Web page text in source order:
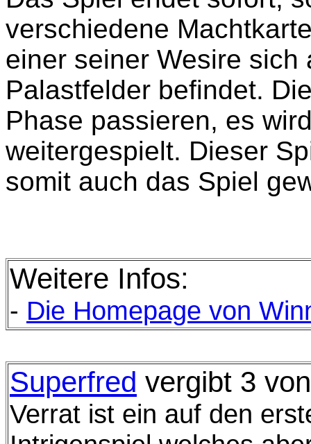
verschiedene
einer seiner Wesire
Palastfelder befindet.
Phase passieren, es
weitergespielt. Dieser
somit auch das Spiel
Weitere Infos:
- Die Homepage von
Superfred vergibt 3
Verrat ist ein auf den